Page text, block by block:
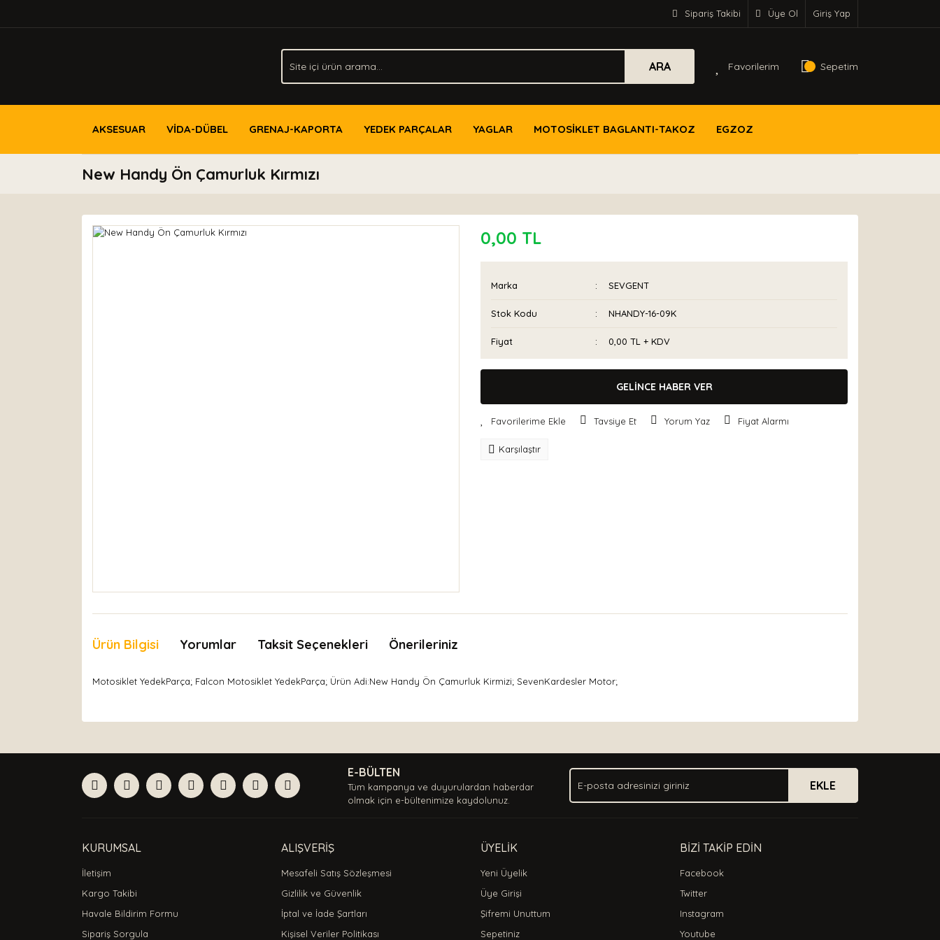
Sipariş Takibi Üye Ol Giriş Yap
ARA Favorilerim Sepetim
AKSESUAR VİDA-DÜBEL GRENAJ-KAPORTA YEDEK PARÇALAR YAGLAR MOTOSİKLET BAGLANTI-TAKOZ EGZOZ
New Handy Ön Çamurluk Kırmızı
0,00 TL
Marka SEVGENT
Stok Kodu NHANDY-16-09K
Fiyat 0,00 TL + KDV
GELİNCE HABER VER
Tavsiye Et Yorum Yaz Fiyat Alarmı
Karşılaştır
Ürün Bilgisi Yorumlar Taksit Seçenekleri Önerileriniz
Motosiklet YedekParça; Falcon Motosiklet YedekParça; Ürün Adi:New Handy Ön Çamurluk Kirmizi; SevenKardesler Motor;
Ürün açıklamasında eksik bilgiler bulunuyor.
Bu ürüne benzer farklı alternatifler olmalı.
Gönder
E-BÜLTEN
Tüm kampanya ve duyurulardan haberdar
olmak için e-bültenimize kaydolunuz.
EKLE
KURUMSAL
İletişim
Kargo Takibi
Havale Bildirim Formu
Sipariş Sorgula
ALIŞVERİŞ
Mesafeli Satış Sözleşmesi
Gizlilik ve Güvenlik
İptal ve İade Şartları
Kişisel Veriler Politikası
ÜYELİK
Yeni Üyelik
Üye Girişi
Şifremi Unuttum
Sepetiniz
BİZİ TAKİP EDİN
Facebook
Twitter
Instagram
Youtube